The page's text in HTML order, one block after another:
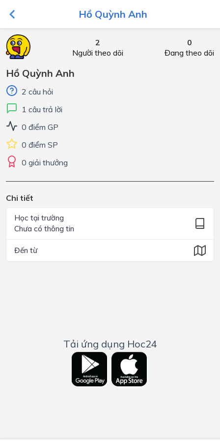
Hồ Quỳnh Anh
2
Người theo dõi
0
Đang theo dõi
Hồ Quỳnh Anh
2 câu hỏi
1 câu trả lời
0 điểm GP
0 điểm SP
0 giải thưởng
Chi tiết
Học tại trường
Chưa có thông tin
Đến từ
Tải ứng dụng Hoc24